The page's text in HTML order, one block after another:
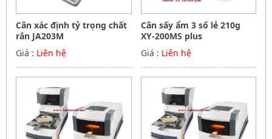
Cân xác định tỷ trọng chất
rắn JA203M
Giá : Liên hệ
Cân sấy ẩm 3 số lẻ 210g
XY-200MS plus
Giá : Liên hệ